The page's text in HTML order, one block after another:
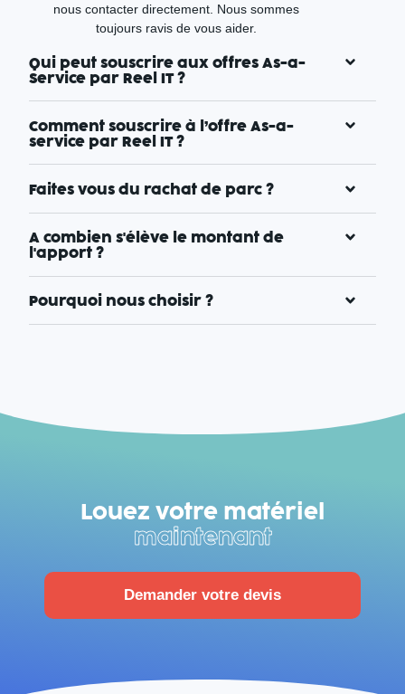
nous contacter directement. Nous sommes
toujours ravis de vous aider.
Qui peut souscrire aux offres As-a-
Service par Reel IT ?
Comment souscrire à l’offre As-a-
service par Reel IT ?
Faites vous du rachat de parc ?
A combien s'élève le montant de
l'apport ?
Pourquoi nous choisir ?
Louez votre matériel
maintenant
Demander votre devis